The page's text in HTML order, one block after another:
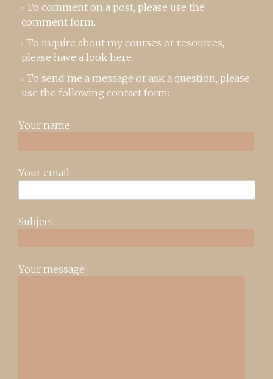
To comment on a post, please use the
comment form..
To inquire about my courses or resources,
please have a look here.
To send me a message or ask a question, please
use the following contact form:
Your name
Your email
Subject
Your message